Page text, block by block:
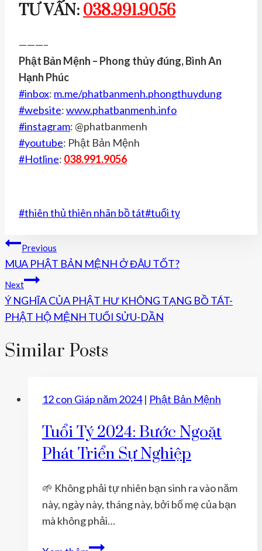
TƯ VẤN: 038.991.9056
———–
Phật Bản Mệnh – Phong thủy đúng, Bình An
Hạnh Phúc
#inbox: m.me/phatbanmenh.phongthuydung
#website:www.phatbanmenh.info
#instagram: @phatbanmenh
#youtube: Phật Bản Mệnh
#Hotline: 038.991.9056
Post
#thiên thủ thiên nhãn bồ tát#tuổi tỵ
Điều
Hướng
Bài
Viết
Previous
MUA PHẬT BẢN MỆNH Ở ĐÂU TỐT?
Next
Ý NGHĨA CỦA PHẬT HƯ KHÔNG TẠNG BỒ TÁT-
PHẬT HỘ MỆNH TUỔI SỬU-DẦN
Similar Posts
12 con Giáp năm 2024| Phật Bản Mệnh
Tuổi Tý 2024: Bước Ngoặt
Phát Triển Sự Nghiệp
🌱 Không phải tự nhiên bạn sinh ra vào năm
này, ngày này, tháng này, bởi bố mẹ của bạn
mà không phải…
Tuổi